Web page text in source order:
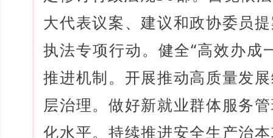
大代表议案、建议和政协委员
执法专项行动。健全“高效办成
推进机制。开展推动高质量发
层治理。做好新就业群体服务
化水平。持续推进安全生产治